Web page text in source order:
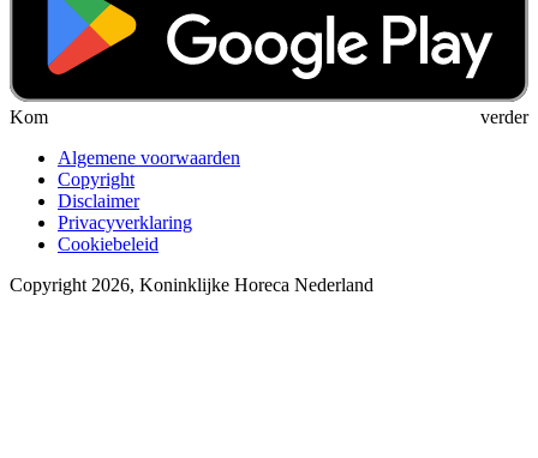
Kom verder
Algemene voorwaarden
Copyright
Disclaimer
Privacyverklaring
Cookiebeleid
Copyright 2026, Koninklijke Horeca Nederland